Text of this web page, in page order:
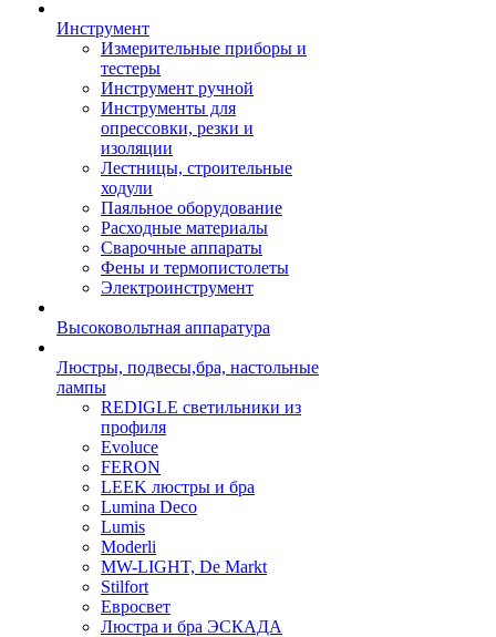
Инструмент
Измерительные приборы и
тестеры
Инструмент ручной
Инструменты для
опрессовки, резки и
изоляции
Лестницы, строительные
ходули
Паяльное оборудование
Расходные материалы
Сварочные аппараты
Фены и термопистолеты
Электроинструмент
Высоковольтная аппаратура
Люстры, подвесы,бра, настольные
лампы
REDIGLE светильники из
профиля
Evoluce
FERON
LEEK люстры и бра
Lumina Deco
Lumis
Moderli
MW-LIGHT, De Markt
Stilfort
Евросвет
Люстра и бра ЭСКАДА